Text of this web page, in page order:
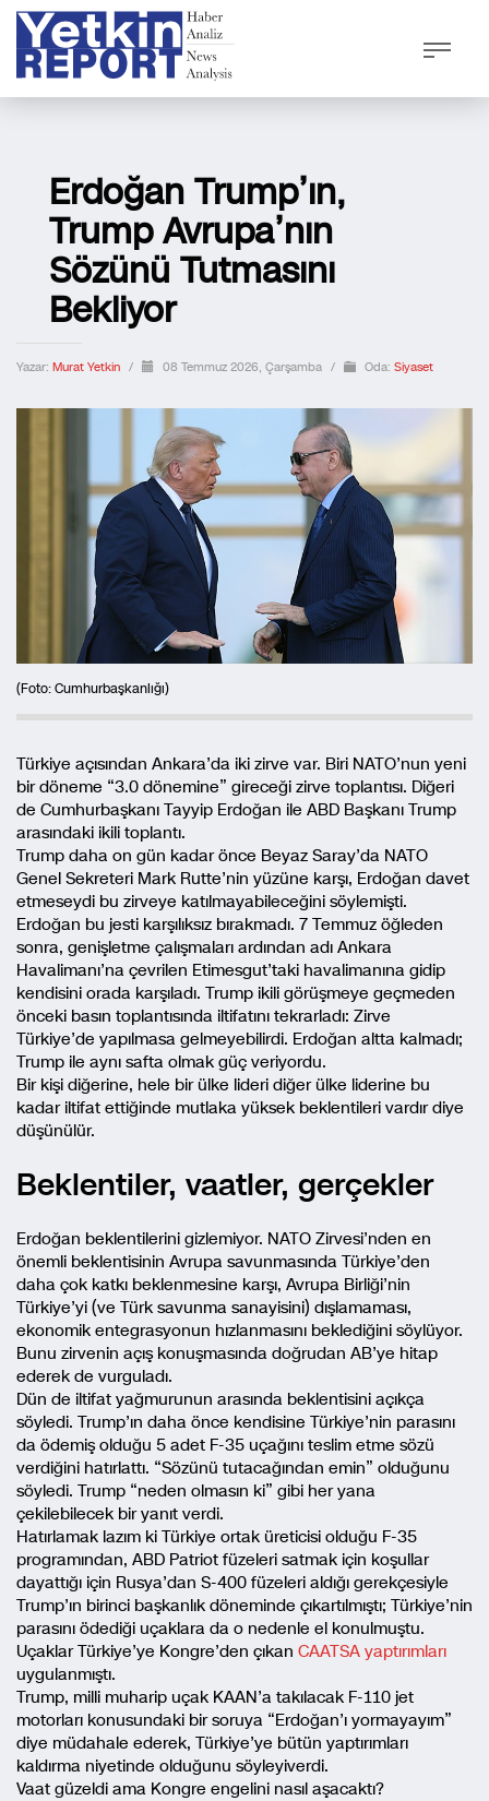
Erdoğan Trump’ın,
Trump Avrupa’nın
Sözünü Tutmasını
Bekliyor
Yazar: Murat Yetkin / 08 Temmuz 2026, Çarşamba / Oda: Siyaset
(Foto: Cumhurbaşkanlığı)
Türkiye açısından Ankara’da iki zirve var. Biri NATO’nun yeni
bir döneme “3.0 dönemine” gireceği zirve toplantısı. Diğeri
de Cumhurbaşkanı Tayyip Erdoğan ile ABD Başkanı Trump
arasındaki ikili toplantı.
Trump daha on gün kadar önce Beyaz Saray’da NATO
Genel Sekreteri Mark Rutte’nin yüzüne karşı, Erdoğan davet
etmeseydi bu zirveye katılmayabileceğini söylemişti.
Erdoğan bu jesti karşılıksız bırakmadı. 7 Temmuz öğleden
sonra, genişletme çalışmaları ardından adı Ankara
Havalimanı’na çevrilen Etimesgut’taki havalimanına gidip
kendisini orada karşıladı. Trump ikili görüşmeye geçmeden
önceki basın toplantısında iltifatını tekrarladı: Zirve
Türkiye’de yapılmasa gelmeyebilirdi. Erdoğan altta kalmadı;
Trump ile aynı safta olmak güç veriyordu.
Bir kişi diğerine, hele bir ülke lideri diğer ülke liderine bu
kadar iltifat ettiğinde mutlaka yüksek beklentileri vardır diye
düşünülür.
Beklentiler, vaatler, gerçekler
Erdoğan beklentilerini gizlemiyor. NATO Zirvesi’nden en
önemli beklentisinin Avrupa savunmasında Türkiye’den
daha çok katkı beklenmesine karşı, Avrupa Birliği’nin
Türkiye’yi (ve Türk savunma sanayisini) dışlamaması,
ekonomik entegrasyonun hızlanmasını beklediğini söylüyor.
Bunu zirvenin açış konuşmasında doğrudan AB’ye hitap
ederek de vurguladı.
Dün de iltifat yağmurunun arasında beklentisini açıkça
söyledi. Trump’ın daha önce kendisine Türkiye’nin parasını
da ödemiş olduğu 5 adet F-35 uçağını teslim etme sözü
verdiğini hatırlattı. “Sözünü tutacağından emin” olduğunu
söyledi. Trump “neden olmasın ki” gibi her yana
çekilebilecek bir yanıt verdi.
Hatırlamak lazım ki Türkiye ortak üreticisi olduğu F-35
programından, ABD Patriot füzeleri satmak için koşullar
dayattığı için Rusya’dan S-400 füzeleri aldığı gerekçesiyle
Trump’ın birinci başkanlık döneminde çıkartılmıştı; Türkiye’nin
parasını ödediği uçaklara da o nedenle el konulmuştu.
Uçaklar Türkiye’ye Kongre’den çıkan CAATSA yaptırımları
uygulanmıştı.
Trump, milli muharip uçak KAAN’a takılacak F-110 jet
motorları konusundaki bir soruya “Erdoğan’ı yormayayım”
diye müdahale ederek, Türkiye’ye bütün yaptırımları
kaldırma niyetinde olduğunu söyleyiverdi.
Vaat güzeldi ama Kongre engelini nasıl aşacaktı?